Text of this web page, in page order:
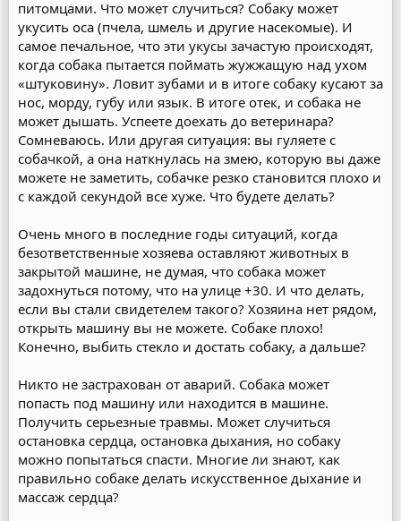
питомцами. Что может случиться? Собаку может
укусить оса (пчела, шмель и другие насекомые). И
самое печальное, что эти укусы зачастую происходят,
когда собака пытается поймать жужжащую над ухом
«штуковину». Ловит зубами и в итоге собаку кусают за
нос, морду, губу или язык. В итоге отек, и собака не
может дышать. Успеете доехать до ветеринара?
Сомневаюсь. Или другая ситуация: вы гуляете с
собачкой, а она наткнулась на змею, которую вы даже
можете не заметить, собачке резко становится плохо и
с каждой секундой все хуже. Что будете делать?
Очень много в последние годы ситуаций, когда
безответственные хозяева оставляют животных в
закрытой машине, не думая, что собака может
задохнуться потому, что на улице +30. И что делать,
если вы стали свидетелем такого? Хозяина нет рядом,
открыть машину вы не можете. Собаке плохо!
Конечно, выбить стекло и достать собаку, а дальше?
Никто не застрахован от аварий. Собака может
попасть под машину или находится в машине.
Получить серьезные травмы. Может случиться
остановка сердца, остановка дыхания, но собаку
можно попытаться спасти. Многие ли знают, как
правильно собаке делать искусственное дыхание и
массаж сердца?